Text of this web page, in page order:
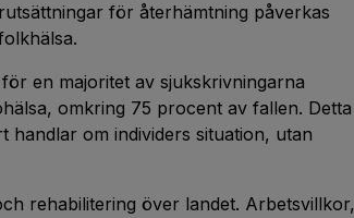
för återhämtning påverkas
en majoritet av sjukskrivningarna
omkring 75 procent av fallen. Detta
handlar om individers situation, utan
rehabilitering över landet. Arbetsvillkor,